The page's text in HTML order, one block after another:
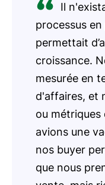
Il
processus
permettait
croissance.
mesurée en
d'affaires, et
ou métriques
avions une
nos buyer
que nous